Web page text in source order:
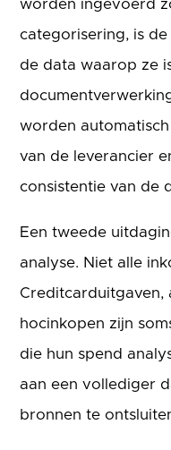
worden ingevoerd
categorisering, is
de data waarop ze
worden
van de leverancier
consistentie van de
Een tweede
analyse. Niet alle
Creditcarduitgaven,
hocinkopen zijn
die hun spend
aan een vollediger
bronnen te